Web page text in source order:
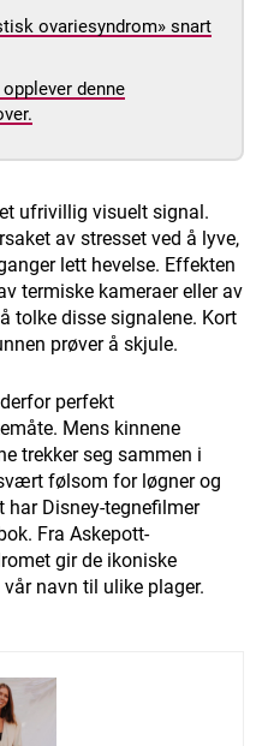
ovariesyndrom» snart
denne
ufrivillig visuelt signal.
av stresset ved å lyve,
lett hevelse. Effekten
termiske kameraer eller av
tolke disse signalene. Kort
prøver å skjule.
perfekt
Mens kinnene
trekker seg sammen i
følsom for løgner og
har Disney-tegnefilmer
Fra Askepott-
gir de ikoniske
navn til ulike plager.